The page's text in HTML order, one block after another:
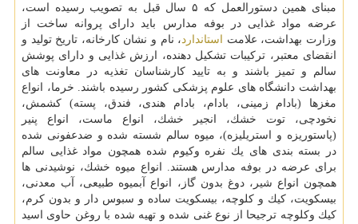
مبنای همین دستورالعمل كه ۵ سال قبل به تصویب رسیده است،
عرضه مواد غذایی در بوفه مدارس باید دارای پروانه ساخت از
وزارت بهداشت، علامت
استاندارد، نام و نشان كارخانه، تاریخ تولید و
انقضای معتبر، تركیبات تشكیل دهنده، ارزش غذایی و دارای پوشش
سالم و تمیز باشند و به تایید كارشناسان تغذیه در معاونت های
بهداشت دانشگاه های علوم پزشكی كشور رسیده باشند. خرما، انواع
مغزها (بادام زمینی، بادام، بادام هندی، فندق، پسته) كشمش،
نخودچی، توت خشك، انجیر خشك، انواع ماست، انواع پنیر
(پاستوریزه و استریلیزه)، میوه سالم شسته شده و ضدعفونی شده
در بسته بندی های یك نفره وكیوم شده همچون مواد غذایی سالم
برای عرضه در بوفه مدارس هستند. انواع میوه خشك، نوشیدنی ها
همچون انواع شیر، دوغ بدون گاز، انواع آبمیوه طبیعی، آب معدنی،
بیسكویت، كیك و كلوچه، بیسكویت ساده و سبوس دار و بدون كرم،
كیك وكلوچه ترجیحا از نوع غنی شده و تهیه شده با روغن حاوی اسید